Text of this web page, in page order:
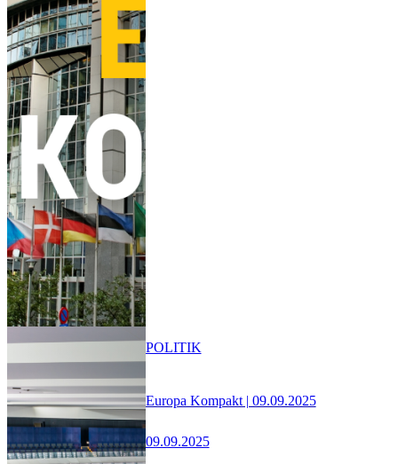
Europa Kompakt | 09.09.2025
09.09.2025
POLITIK